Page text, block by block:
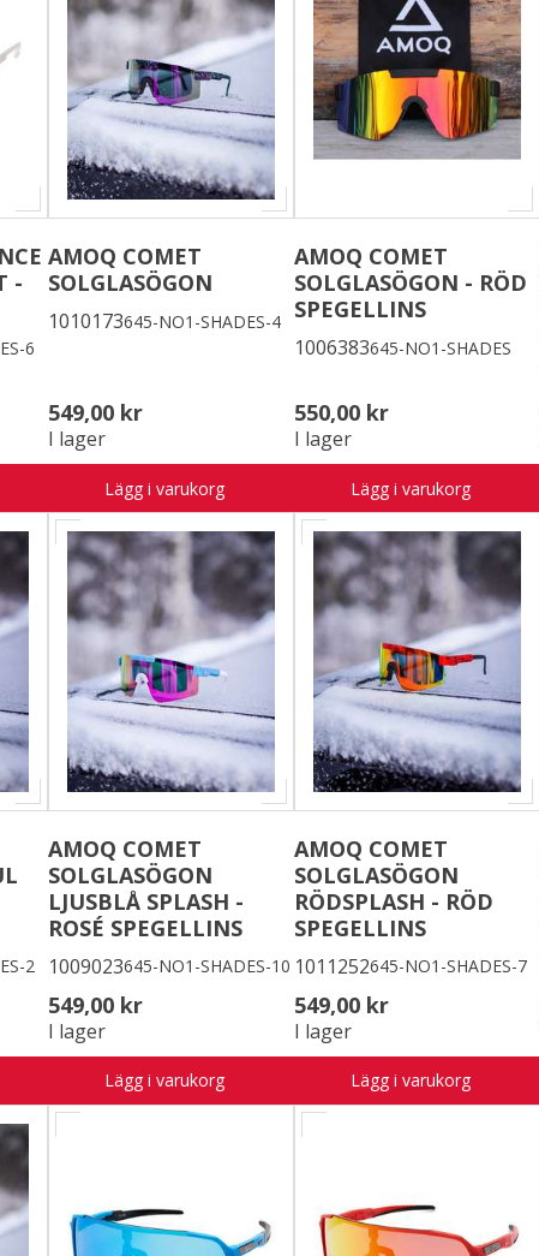
-
6
AMOQ COMET
SOLGLASÖGON
1010173645-NO1-SHADES-4
549,00 kr
I lager
Lägg i varukorg
AMOQ COMET
SOLGLASÖGON - RÖD
SPEGELLINS
1006383645-NO1-SHADES
550,00 kr
I lager
Lägg i varukorg
2
AMOQ COMET
SOLGLASÖGON
LJUSBLÅ SPLASH -
ROSÉ SPEGELLINS
1009023645-NO1-SHADES-10
549,00 kr
I lager
Lägg i varukorg
AMOQ COMET
SOLGLASÖGON
RÖDSPLASH - RÖD
SPEGELLINS
1011252645-NO1-SHADES-7
549,00 kr
I lager
Lägg i varukorg